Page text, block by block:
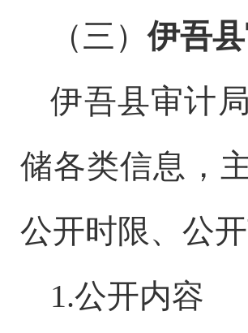
（三）伊吾
伊吾县审计
储各类信息，
公开时限、公
1.公开内容